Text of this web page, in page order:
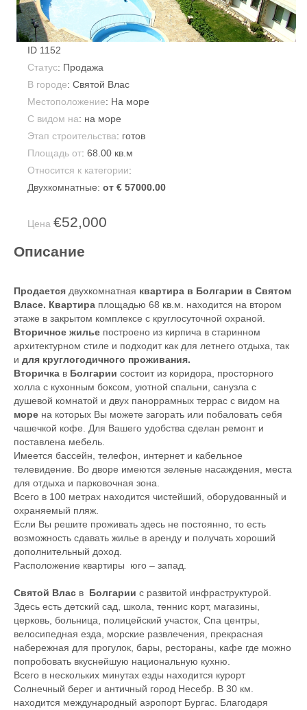
ID 1152
Статус: Продажа
В городе: Святой Влас
Местоположение: На море
С видом на: на море
Этап строительства: готов
Площадь от: 68.00 кв.м
Относится к категории:
Двухкомнатные: от € 57000.00
Цена €52,000
Описание
Продается двухкомнатная квартира в Болгарии в Святом
Власе. Квартира площадью 68 кв.м. находится на втором
этаже в закрытом комплексе с круглосуточной охраной.
Вторичное жилье построено из кирпича в старинном
архитектурном стиле и подходит как для летнего отдыха, так
и для круглогодичного проживания.
Вторичка в Болгарии состоит из коридора, просторного
холла с кухонным боксом, уютной спальни, санузла с
душевой комнатой и двух паноррамных террас с видом на
море на которых Вы можете загорать или побаловать себя
чашечкой кофе. Для Вашего удобства сделан ремонт и
поставлена мебель.
Имеется бассейн, телефон, интернет и кабельное
телевидение. Во дворе имеются зеленые насаждения, места
для отдыха и парковочная зона.
Всего в 100 метрах находится чистейший, оборудованный и
охраняемый пляж.
Если Вы решите проживать здесь не постоянно, то есть
возможность сдавать жилье в аренду и получать хороший
дополнительный доход.
Расположение квартиры юго – запад.
Святой Влас в Болгарии с развитой инфраструктурой.
Здесь есть детский сад, школа, теннис корт, магазины,
церковь, больница, полицейский участок, Спа центры,
велосипедная езда, морские развлечения, прекрасная
набережная для прогулок, бары, рестораны, кафе где можно
попробовать вкуснейшую национальную кухню.
Всего в нескольких минутах езды находится курорт
Солнечный берег и античный город Несебр. В 30 км.
находится международный аэропорт Бургас. Благодаря